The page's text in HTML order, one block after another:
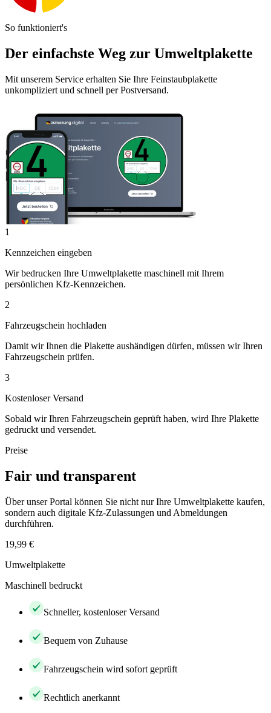
So funktioniert's
Der einfachste Weg zur Umweltplakette
Mit unserem Service erhalten Sie Ihre Feinstaubplakette
unkompliziert und schnell per Postversand.
1
Kennzeichen eingeben
Wir bedrucken Ihre Umweltplakette maschinell mit Ihrem
persönlichen Kfz-Kennzeichen.
2
Fahrzeugschein hochladen
Damit wir Ihnen die Plakette aushändigen dürfen, müssen wir Ihren
Fahrzeugschein prüfen.
3
Kostenloser Versand
Sobald wir Ihren Fahrzeugschein geprüft haben, wird Ihre Plakette
gedruckt und versendet.
Preise
Fair und transparent
Über unser Portal können Sie nicht nur Ihre Umweltplakette kaufen,
sondern auch digitale Kfz-Zulassungen und Abmeldungen
durchführen.
19,99 €
Umweltplakette
Maschinell bedruckt
Schneller, kostenloser Versand
Bequem von Zuhause
Fahrzeugschein wird sofort geprüft
Rechtlich anerkannt